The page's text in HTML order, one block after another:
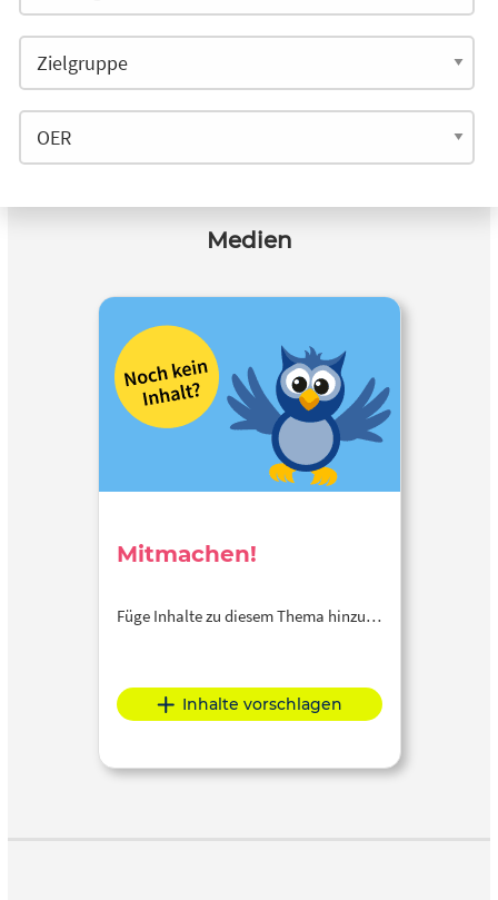
Medien
Mitmachen!
Füge Inhalte zu diesem Thema hinzu…
Inhalte vorschlagen